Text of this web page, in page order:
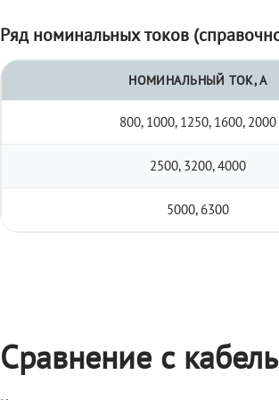
Ряд номинальных токов
НОМИНАЛЬНЫЙ ТОК, А
800, 1000, 1250, 1600, 2000
2500, 3200, 4000
5000, 6300
Сравнение с